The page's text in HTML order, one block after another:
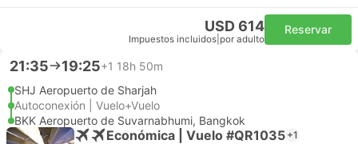
USD 614
Impuestos incluidos por adulto
Reservar
21:35 19:25+1 18h 50m
SHJ Aeropuerto de Sharjah
Autoconexión | Vuelo+Vuelo
BKK Aeropuerto de Suvarnabhumi, Bangkok
Económica | Vuelo #QR1035 +1